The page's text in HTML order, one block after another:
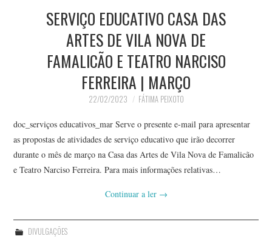
SERVIÇO EDUCATIVO CASA DAS
ARTES DE VILA NOVA DE
FAMALICÃO E TEATRO NARCISO
FERREIRA | MARÇO
22/02/2023 FÁTIMA PEIXOTO
doc_serviços educativos_mar Serve o presente e-mail para apresentar
as propostas de atividades de serviço educativo que irão decorrer
durante o mês de março na Casa das Artes de Vila Nova de Famalicão
e Teatro Narciso Ferreira. Para mais informações relativas…
Continuar a ler →
DIVULGAÇÕES